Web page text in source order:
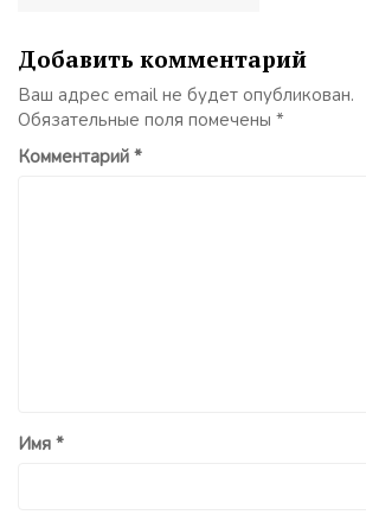
Добавить комментарий
Ваш адрес email не будет опубликован.
Обязательные поля помечены *
Комментарий *
Имя *